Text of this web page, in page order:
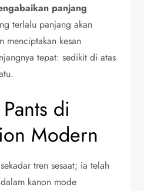
panjang
terlalu panjang akan
menciptakan kesan
tepat: sedikit di atas
di
Modern
tren sesaat; ia telah
kanon mode